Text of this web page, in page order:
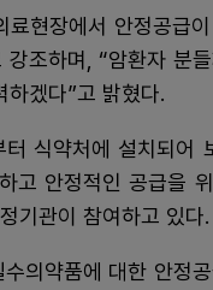
현장에서 안정공급
조하며, “암환자 분
겠다”고 밝혔다.
식약처에 설치되어
고 안정적인 공급을
기관이 참여하고 있다.
의약품에 대한 안정